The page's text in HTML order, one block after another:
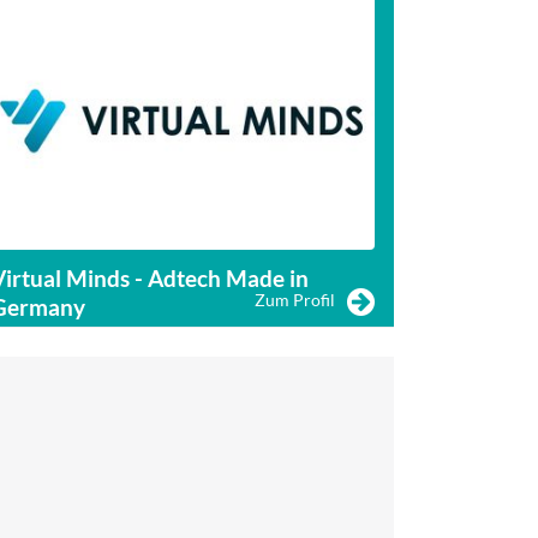
Minds - Adtech Made in
Zum Profil